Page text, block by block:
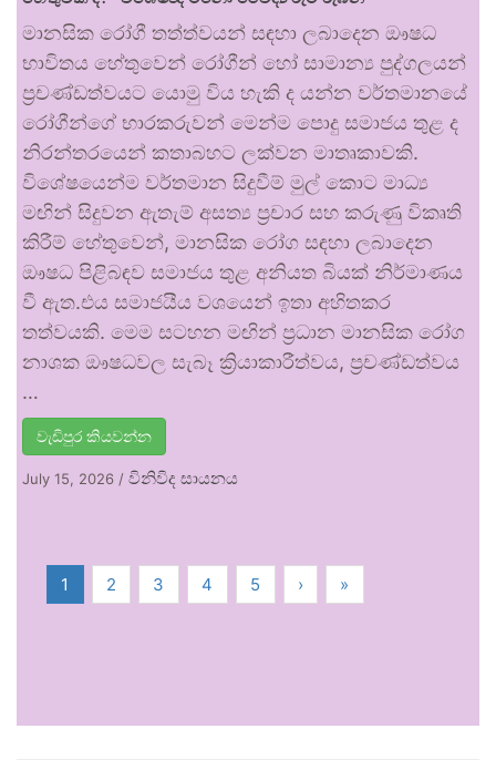
මානසික රෝගී තත්ත්වයන් සඳහා ලබාදෙන ඖෂධ
භාවිතය හේතුවෙන් රෝගීන් හෝ සාමාන්‍ය පුද්ගලයන්
ප්‍රචණ්ඩත්වයට යොමු විය හැකි ද යන්න වර්තමානයේ
රෝගීන්ගේ භාරකරුවන් මෙන්ම පොදු සමාජය තුළ ද
නිරන්තරයෙන් කතාබහට ලක්වන මාතෘකාවකි.
විශේෂයෙන්ම වර්තමාන සිදුවීම් මුල් කොට මාධ්‍ය
මඟින් සිදුවන ඇතැම් අසත්‍ය ප්‍රචාර සහ කරුණු විකෘති
කිරීම් හේතුවෙන්, මානසික රෝග සඳහා ලබාදෙන
ඖෂධ පිළිබඳව සමාජය තුළ අනියත බියක් නිර්මාණය
වී ඇත.එය සමාජයීය වශයෙන් ඉතා අහිතකර
තත්වයකි. මෙම සටහන මඟින් ප්‍රධාන මානසික රෝග
නාශක ඖෂධවල සැබෑ ක්‍රියාකාරීත්වය, ප්‍රචණ්ඩත්වය
…
වැඩිපුර කියවන්න
July 15, 2026 / විනිවිද සායනය
1 2 3 4 5 › »